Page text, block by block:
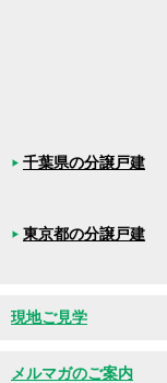
千葉県の分譲戸建
東京都の分譲戸建
現地ご見学
メルマガのご案内